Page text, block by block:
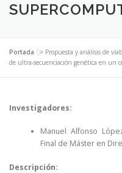
Portada >> Propuesta y análisis de
de ultra-secuenciación genética en un
Investigadores:
Manuel Alfonso
Final de Máster en
Descripción: